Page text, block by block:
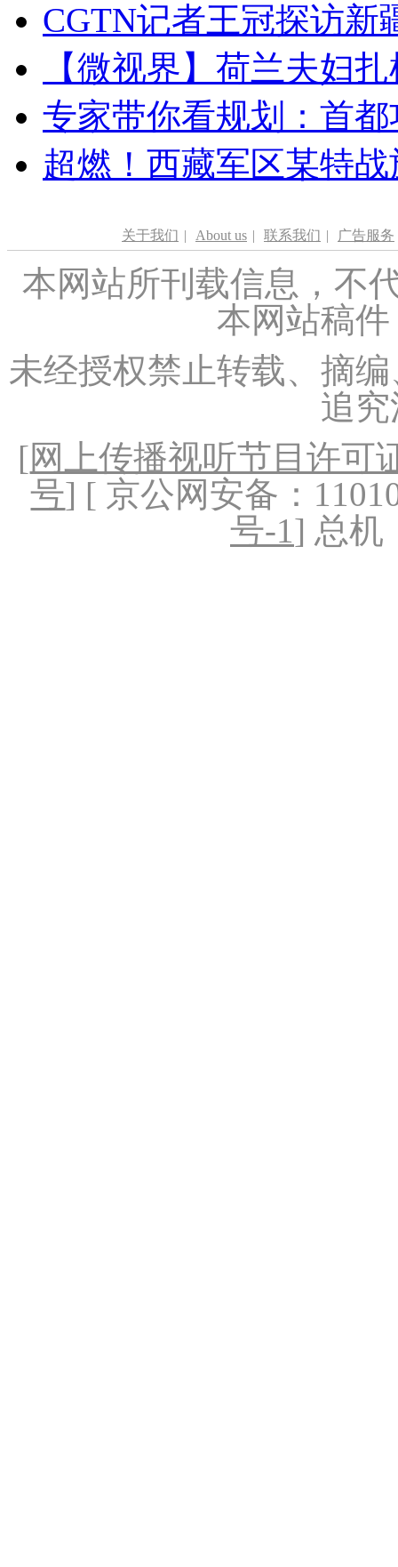
CGTN记者王冠探访新
【微视界】荷兰夫妇
专家带你看规划：首
超燃！西藏军区某特
关于我们 | About us | 联系我们 | 广告服务
本网站所刊载信息，不
本网站稿
未经授权禁止转载、摘
追
[网上传播视听节目许可
号] [ 京公网安备：
号-1] 总机